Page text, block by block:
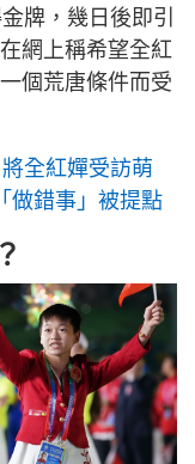
牌，幾日後即引
網上稱希望全紅
個荒唐條件而受
全紅嬋受訪萌
做錯事」被提點